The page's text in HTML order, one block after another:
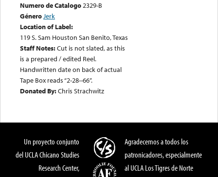
Numero de Catalogo2329-B
GéneroJerk
Location of Label:
119 S. Sam Houston San Benito, Texas
Staff Notes:Cut is not slated, as this
is a prepared / edited Reel.
Handwritten date on back of actual
Tape Box reads “2-28--66”.
Donated By:Chris Strachwitz
Un proyecto conjunto
del UCLA Chicano Studies
Research Center,
Agradecemos a todos los
patronicadores, especialmente
al UCLA Los Tigres de Norte